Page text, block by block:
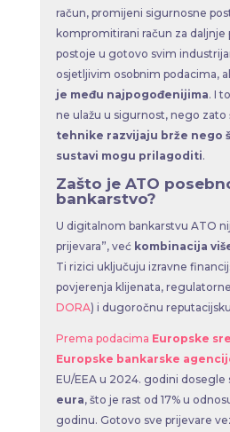
račun, promijeni sigurnosne
kompromitirani račun za daljnje
postoje u gotovo svim
osjetljivim osobnim podacima,
je među najpogođenijima. I
ne ulažu u sigurnost, nego zato
tehnike razvijaju brže nego
sustavi mogu prilagoditi.
Zašto je ATO
bankarstvo?
U digitalnom bankarstvu ATO
prijevara”, već kombinacija
Ti rizici uključuju izravne
povjerenja klijenata,
DORA) i dugoročnu
Prema podacima Europske
Europske bankarske
EU/EEA u 2024. godini dosegle
eura, što je rast od 17% u
godinu. Gotovo sve prijevare